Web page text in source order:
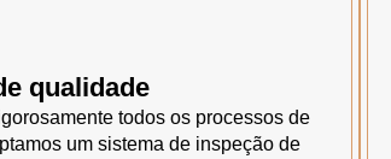
qualidade
todos os processos de
um sistema de inspeção de